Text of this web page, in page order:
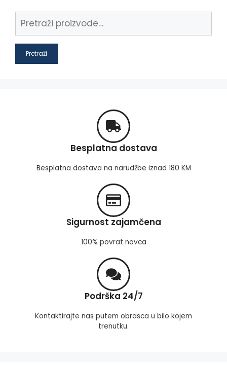
Pretraži
Besplatna dostava
Besplatna dostava na narudžbe iznad 180 KM
Sigurnost zajamčena
100% povrat novca
Podrška 24/7
Kontaktirajte nas putem obrasca u bilo kojem
trenutku.